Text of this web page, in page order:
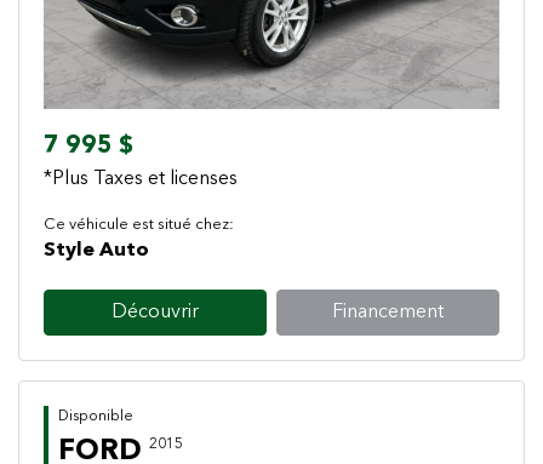
7 995 $
*Plus Taxes et licenses
Ce véhicule est situé chez:
Style Auto
Découvrir Financement
Disponible
FORD 2015